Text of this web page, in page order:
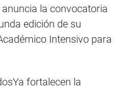
anuncia la convocatoria
edición de su
Intensivo para
fortalecen la